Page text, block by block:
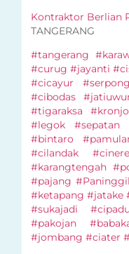
Kontraktor Berlian
TANGERANG
#tangerang
#curug #jayanti
#cicayur
#cibodas
#tigaraksa
#legok #sepatan
#bintaro
#cilandak
#karangtengah
#pajang
#ketapang #jatake
#sukajadi
#pakojan
#jombang #ciater